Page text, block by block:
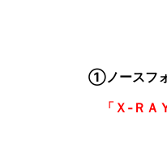
①ノースフ
「Ｘ‐ＲＡ